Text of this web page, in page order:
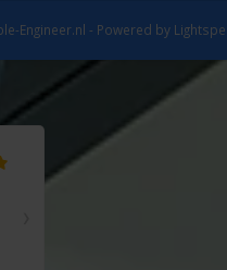
Engineer.nl - Powered by